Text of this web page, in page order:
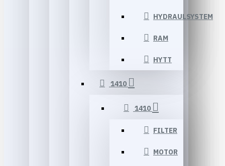
HYDRAULSYSTEM
RAM
HYTT
1410
1410
FILTER
MOTOR